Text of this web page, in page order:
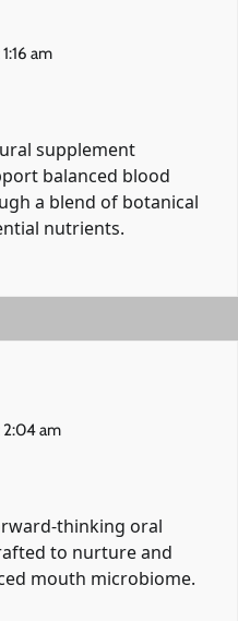
am
supplement
balanced blood
a blend of botanical
nutrients.
am
thinking oral
to nurture and
mouth microbiome.